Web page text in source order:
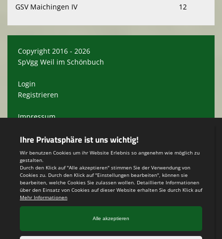
GSV Maichingen IV
12
Copyright 2016 - 2026
SpVgg Weil im Schönbuch
Login
Registrieren
Impressum
Teamsports 2
Dein Sportverein online